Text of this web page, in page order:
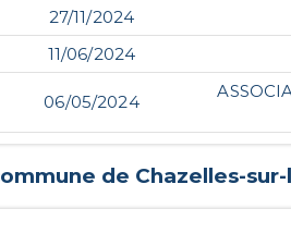
27/11/2024
11/06/2024
06/05/2024
de Chazelles-